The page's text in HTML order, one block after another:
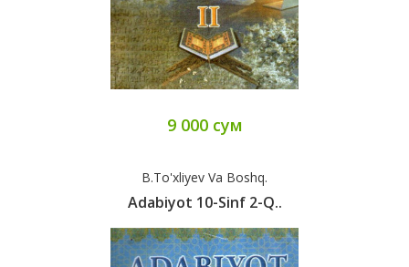
9 000 сум
B.To'xliyev Va Boshq.
Adabiyot 10-Sinf 2-Q..